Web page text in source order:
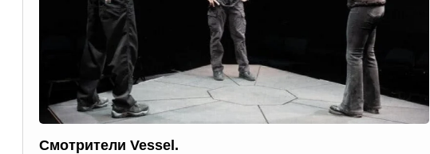
Смотрители Vessel.